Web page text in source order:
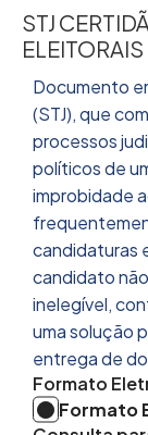
STJ
ELEITORAIS
Documento
(STJ), que
processos
políticos de
improbidade
candidaturas
candidato
inelegível,
uma solução
entrega de
Formato
Formato